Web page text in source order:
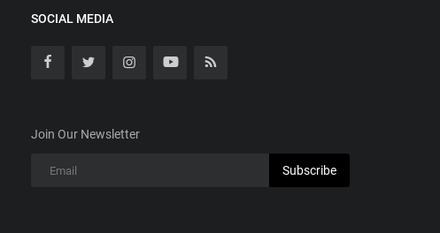
SOCIAL MEDIA
Join Our Newsletter
Subscribe